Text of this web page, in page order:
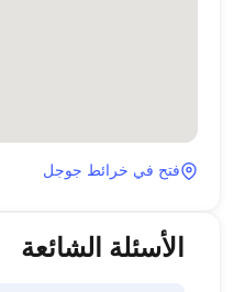
فتح في خرائط جوجل
الأسئلة الشائعة